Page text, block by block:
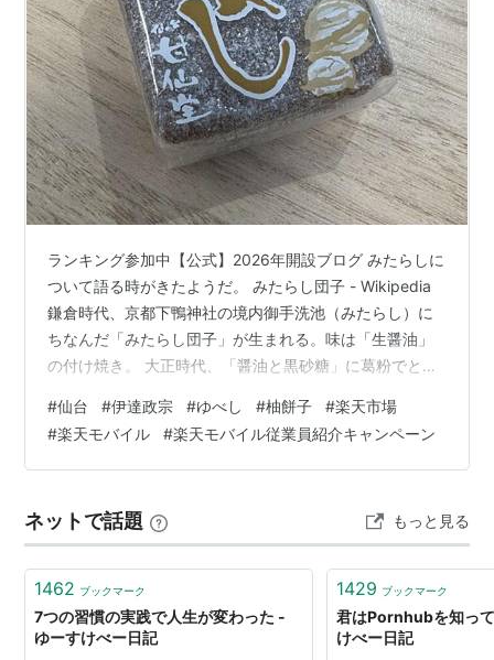
ランキング参加中【公式】2026年開設ブログ みたらしに
ついて語る時がきたようだ。 みたらし団子 - Wikipedia
鎌倉時代、京都下鴨神社の境内御手洗池（みたらし）に
ちなんだ「みたらし団子」が生まれる。味は「生醤油」
の付け焼き。 大正時代、「醤油と黒砂糖」に葛粉でとろ
糖の甘いをとろみづけ 控えめに言って天才だと思う。 み
たらしの味を知ってしまったらもう他に何も考えられな
い。あらゆる甘辛はみたらしの前に全面降伏せざるを得
しに話は飛ぶのだが。何ですかあのみたらし味のもちも
ちした物体は。甘…
#仙台 #伊達政宗 #ゆべし #柚餅子 #楽天市場
#楽天モバイル #楽天モバイル従業員紹介キャンペーン
ネットで話題 もっと見る
1462 ブックマーク
7つの習慣の実践で人生が変わった -
ゆーすけべー日記
1429 ブックマーク
君はPornhubを知っ
けべー日記